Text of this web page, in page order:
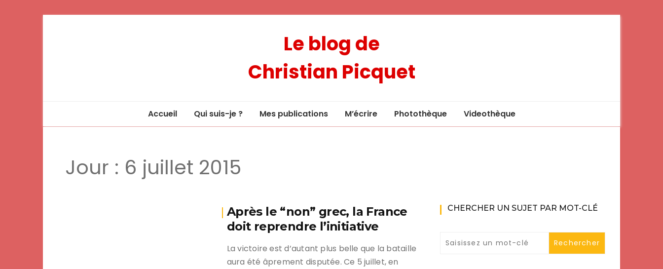
Le blog de
Christian Picquet
Accueil Qui suis-je ? Mes publications M’écrire Photothèque Videothèque
Jour : 6 juillet 2015
Après le “non” grec, la France
doit reprendre l’initiative
La victoire est d’autant plus belle que la bataille
aura été âprement disputée. Ce 5 juillet, en
CHERCHER UN SUJET PAR MOT-CLÉ